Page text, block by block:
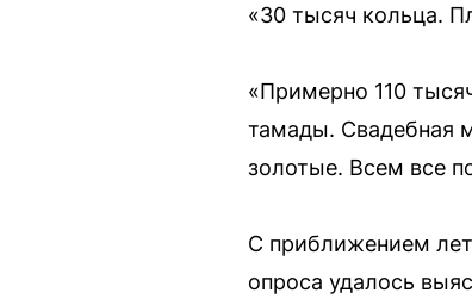
«30 тысяч кольца.
«Примерно 110
тамады. Свадебная
золотые. Всем все
С приближением
опроса удалось